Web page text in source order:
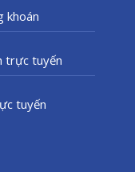
khoán
trực tuyến
tuyến